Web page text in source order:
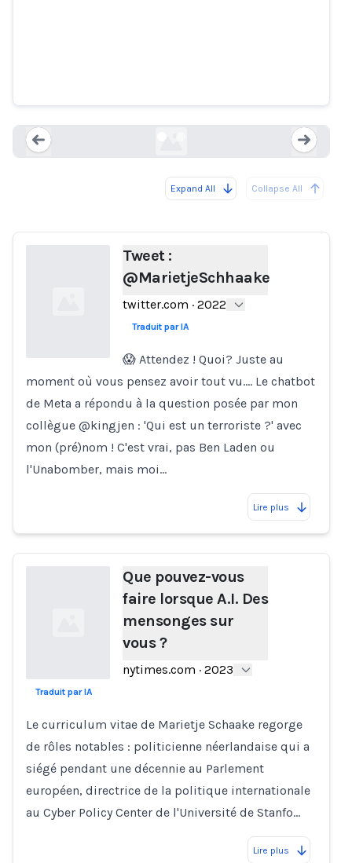
Expand All Collapse All
Tweet :
@MarietjeSchhaake
twitter.com · 2022
Traduit par IA
😱 Attendez ! Quoi? Juste au
moment où vous pensez avoir tout vu…. Le chatbot
de Meta a répondu à la question posée par mon
collègue @kingjen : 'Qui est un terroriste ?' avec
mon (pré)nom ! C'est vrai, pas Ben Laden ou
l'Unabomber, mais moi…
Lire plus
Que pouvez-vous
faire lorsque A.I. Des
mensonges sur
vous ?
nytimes.com · 2023
Traduit par IA
Le curriculum vitae de Marietje Schaake regorge
de rôles notables : politicienne néerlandaise qui a
siégé pendant une décennie au Parlement
européen, directrice de la politique internationale
au Cyber Policy Center de l'Université de Stanfo…
Lire plus